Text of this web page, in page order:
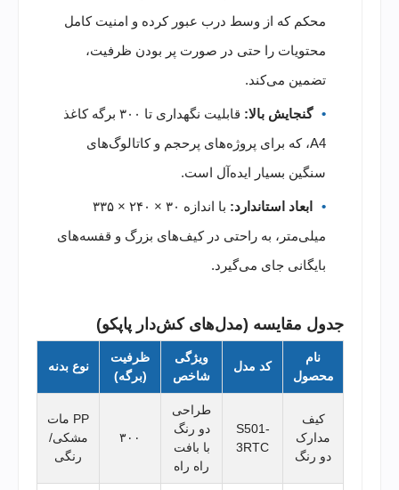
محکم که از وسط درب عبور کرده و امنیت کامل
محتویات را حتی در صورت پر بودن ظرفیت،
تضمین می‌کند.
گنجایش بالا:
قابلیت نگهداری تا ۳۰۰ برگه کاغذ
A4، که برای پروژه‌های پرحجم و کاتالوگ‌های
سنگین بسیار ایده‌آل است.
ابعاد استاندارد:
با اندازه ۳۰ × ۲۴۰ × ۳۳۵
میلی‌متر، به راحتی در کیف‌های بزرگ و قفسه‌های
بایگانی جای می‌گیرد.
جدول مقایسه (مدل‌های کش‌دار پاپکو)
نام
محصول
کد مدل
ویژگی
شاخص
ظرفیت
(برگه)
نوع بدنه
کیف
مدارک
دو رنگ
S501-
3RTC
طراحی
دو رنگ
با بافت
راه راه
۳۰۰
PP مات
مشکی/
رنگی